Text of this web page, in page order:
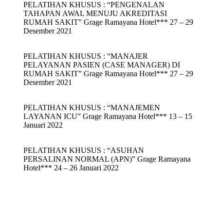
PELATIHAN KHUSUS : “PENGENALAN
TAHAPAN AWAL MENUJU AKREDITASI
RUMAH SAKIT” Grage Ramayana Hotel*** 27 – 29
Desember 2021
PELATIHAN KHUSUS : “MANAJER
PELAYANAN PASIEN (CASE MANAGER) DI
RUMAH SAKIT” Grage Ramayana Hotel*** 27 – 29
Desember 2021
PELATIHAN KHUSUS : “MANAJEMEN
LAYANAN ICU” Grage Ramayana Hotel*** 13 – 15
Januari 2022
PELATIHAN KHUSUS : “ASUHAN
PERSALINAN NORMAL (APN)” Grage Ramayana
Hotel*** 24 – 26 Januari 2022